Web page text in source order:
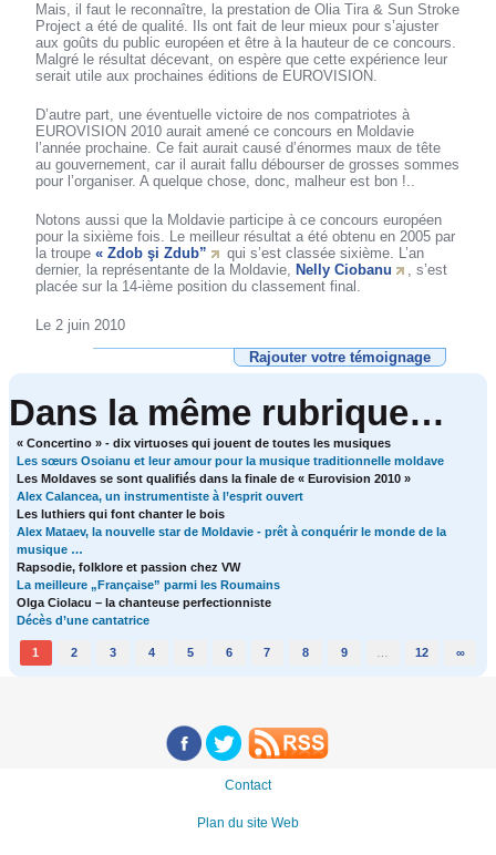
Mais, il faut le reconnaître, la prestation de Olia Tira & Sun Stroke
Project a été de qualité. Ils ont fait de leur mieux pour s’ajuster
aux goûts du public européen et être à la hauteur de ce concours.
Malgré le résultat décevant, on espère que cette expérience leur
serait utile aux prochaines éditions de EUROVISION.
D’autre part, une éventuelle victoire de nos compatriotes à
EUROVISION 2010 aurait amené ce concours en Moldavie
l’année prochaine. Ce fait aurait causé d’énormes maux de tête
au gouvernement, car il aurait fallu débourser de grosses sommes
pour l’organiser. A quelque chose, donc, malheur est bon !..
Notons aussi que la Moldavie participe à ce concours européen
pour la sixième fois. Le meilleur résultat a été obtenu en 2005 par
la troupe« Zdob şi Zdub”
qui s’est classée sixième. L’an
dernier, la représentante de la Moldavie, Nelly Ciobanu
, s’est
placée sur la 14-ième position du classement final.
Le 2 juin 2010
Rajouter votre témoignage
Dans la même rubrique…
« Concertino » - dix virtuoses qui jouent de toutes les musiques
Les sœurs Osoianu et leur amour pour la musique traditionnelle moldave
Les Moldaves se sont qualifiés dans la finale de « Eurovision 2010 »
Alex Calancea, un instrumentiste à l’esprit ouvert
Les luthiers qui font chanter le bois
Alex Mataev, la nouvelle star de Moldavie - prêt à conquérir le monde de la
musique …
Rapsodie, folklore et passion chez VW
La meilleure „Française” parmi les Roumains
Olga Ciolacu – la chanteuse perfectionniste
Décès d’une cantatrice
1 2 3 4 5 6 7 8 9 12 ∞
Contact
Plan du site Web